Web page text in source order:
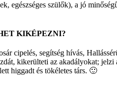
egészséges szülők), a jó
KIKÉPEZNI?
cipelés, segítség hívás,
kikerülteti az akadályokat;
higgadt és tökéletes társ. 🙂